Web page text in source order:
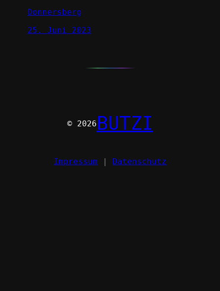
Donnersberg
25. Juni 2023
© 2026 BUTZI
Impressum | Datenschutz